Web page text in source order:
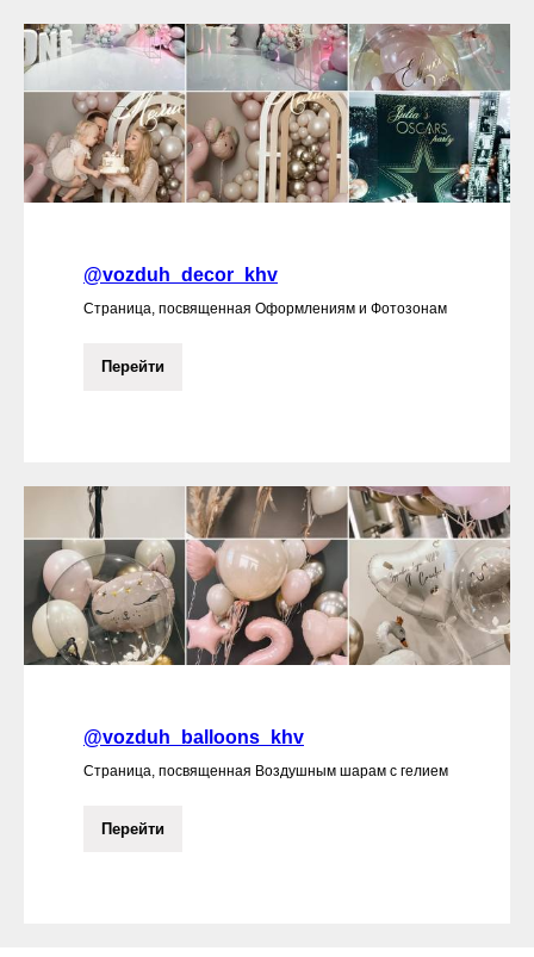
@vozduh_decor_khv
Страница, посвященная Оформлениям и Фотозонам
Перейти
@vozduh_balloons_khv
Страница, посвященная Воздушным шарам с гелием
Перейти